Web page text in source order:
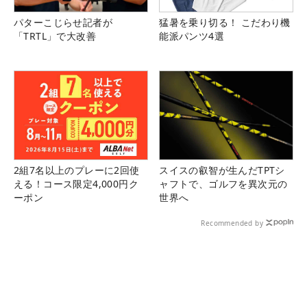
パターこじらせ記者が
「TRTL」で大改善
猛暑を乗り切る！ こだわり機
能派パンツ4選
2組7名以上のプレーに2回使
える！コース限定4,000円ク
ーポン
スイスの叡智が生んだTPTシ
ャフトで、ゴルフを異次元の
世界へ
Recommended by